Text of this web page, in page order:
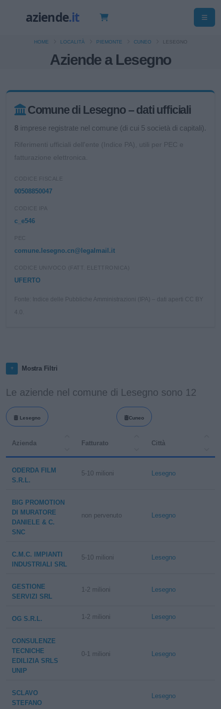
Aziende a Lesegno
HOME LOCALITÀ PIEMONTE CUNEO LESEGNO
Comune di Lesegno – dati ufficiali
8 imprese registrate nel comune (di cui 5 società di capitali).
Riferimenti ufficiali dell'ente (Indice PA), utili per PEC e
fatturazione elettronica.
CODICE FISCALE
00508850047
CODICE IPA
c_e546
PEC
comune.lesegno.cn@legalmail.it
CODICE UNIVOCO (FATT. ELETTRONICA)
UFERTO
Fonte: Indice delle Pubbliche Amministrazioni (IPA) – dati aperti CC BY
Mostra Filtri
Le aziende nel comune di Lesegno sono 12
Lesegno Cuneo
Azienda Fatturato Città
ODERDA FILM
S.R.L.
5-10 milioni Lesegno
BIG PROMOTION
DI MURATORE
DANIELE & C.
SNC
non pervenuto Lesegno
C.M.C. IMPIANTI
INDUSTRIALI SRL
5-10 milioni Lesegno
GESTIONE
SERVIZI SRL
1-2 milioni Lesegno
OG S.R.L. 1-2 milioni Lesegno
CONSULENZE
TECNICHE
EDILIZIA SRLS
UNIP
0-1 milioni Lesegno
SCLAVO
STEFANO
Lesegno